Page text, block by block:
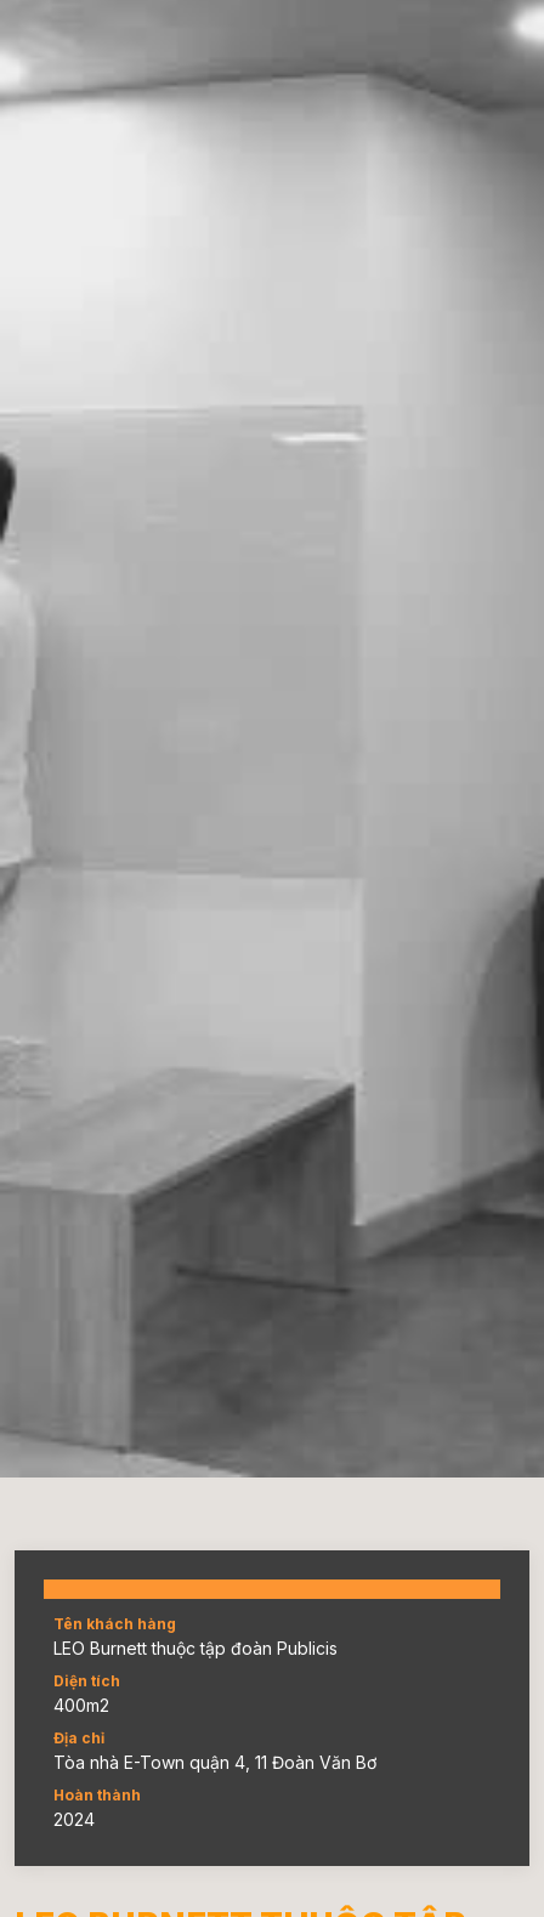
Tên khách hàng
LEO Burnett thuộc tập đoàn Publicis
Diện tích
400m2
Địa chỉ
Tòa nhà E-Town quận 4, 11 Đoàn Văn Bơ
Hoàn thành
2024